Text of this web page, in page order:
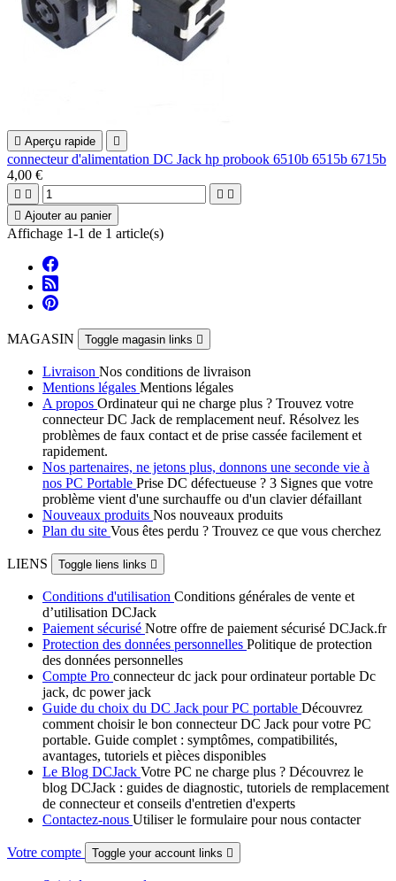
 Aperçu rapide 
connecteur d'alimentation DC Jack hp probook 6510b 6515b 6715b
4,00 €
   
 Ajouter au panier
Affichage 1-1 de 1 article(s)
MAGASIN Toggle magasin links 
Livraison Nos conditions de livraison
Mentions légales Mentions légales
A propos Ordinateur qui ne charge plus ? Trouvez votre
connecteur DC Jack de remplacement neuf. Résolvez les
problèmes de faux contact et de prise cassée facilement et
rapidement.
Nos partenaires, ne jetons plus, donnons une seconde vie à
nos PC Portable Prise DC défectueuse ? 3 Signes que votre
problème vient d'une surchauffe ou d'un clavier défaillant
Nouveaux produits Nos nouveaux produits
Plan du site Vous êtes perdu ? Trouvez ce que vous cherchez
LIENS Toggle liens links 
Conditions d'utilisation Conditions générales de vente et
d’utilisation DCJack
Paiement sécurisé Notre offre de paiement sécurisé DCJack.fr
Protection des données personnelles Politique de protection
des données personnelles
Compte Pro connecteur dc jack pour ordinateur portable Dc
jack, dc power jack
Guide du choix du DC Jack pour PC portable Découvrez
comment choisir le bon connecteur DC Jack pour votre PC
portable. Guide complet : symptômes, compatibilités,
avantages, tutoriels et pièces disponibles
Le Blog DCJack Votre PC ne charge plus ? Découvrez le
blog DCJack : guides de diagnostic, tutoriels de remplacement
de connecteur et conseils d'entretien d'experts
Contactez-nous Utiliser le formulaire pour nous contacter
Votre compte Toggle your account links 